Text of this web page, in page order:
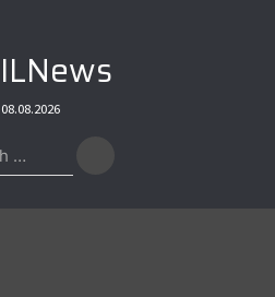
08.08.2026